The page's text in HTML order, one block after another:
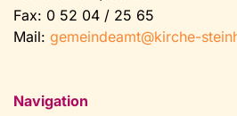
Fax: 0 52 04 / 25 65
Mail: gemeindeamt@kirche-
Navigation